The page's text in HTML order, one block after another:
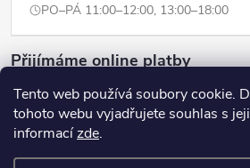
Tento web používá soubory cookie.
tohoto webu vyjadřujete souhlas s
informacízde.
PO–PÁ 11:00–12:00, 13:00–18:00
Přijímáme online platby